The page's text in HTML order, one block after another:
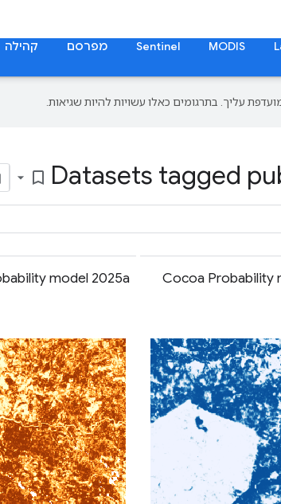
MODIS
Sentinel מפרסם קהילה
Datasets tagged
bookmark_border
Cocoa Probability
model 2025a